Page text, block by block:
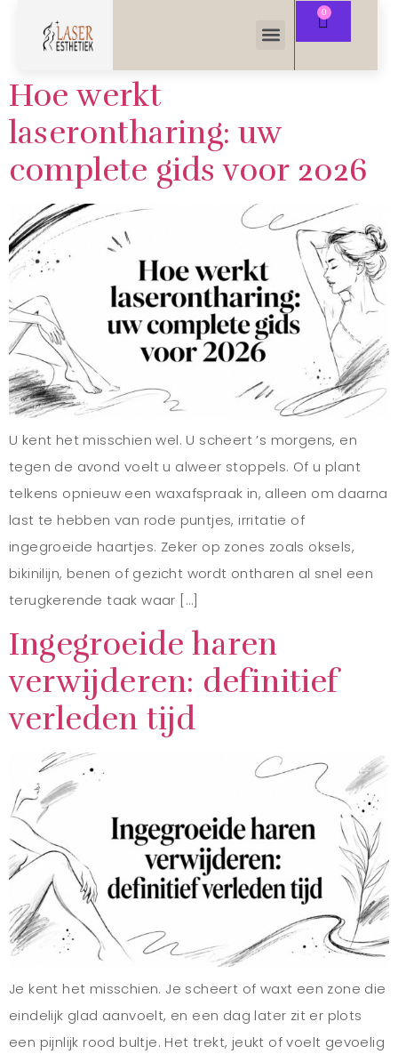
Hoe werkt
laserontharing: uw
complete gids voor 2026
U kent het misschien wel. U scheert ’s morgens, en
tegen de avond voelt u alweer stoppels. Of u plant
telkens opnieuw een waxafspraak in, alleen om daarna
last te hebben van rode puntjes, irritatie of
ingegroeide haartjes. Zeker op zones zoals oksels,
bikinilijn, benen of gezicht wordt ontharen al snel een
terugkerende taak waar […]
Ingegroeide haren
verwijderen: definitief
verleden tijd
Je kent het misschien. Je scheert of waxt een zone die
eindelijk glad aanvoelt, en een dag later zit er plots
een pijnlijk rood bultje. Het trekt, jeukt of voelt gevoelig